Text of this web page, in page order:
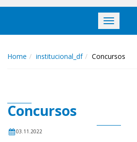
Toggle
navigation
Home institucional_df Concursos
Concursos
03.11.2022